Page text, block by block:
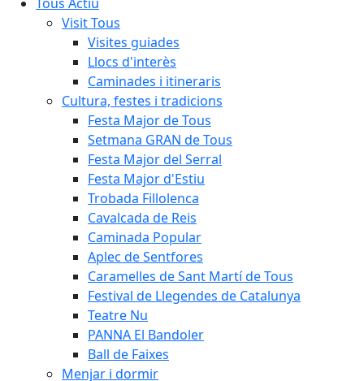
Visit Tous
Visites guiades
Llocs d'interès
Caminades i itineraris
Cultura, festes i tradicions
Festa Major de Tous
Setmana GRAN de Tous
Festa Major del Serral
Festa Major d'Estiu
Trobada Fillolenca
Cavalcada de Reis
Caminada Popular
Aplec de Sentfores
Caramelles de Sant Martí de Tous
Festival de Llegendes de Catalunya
Teatre Nu
PANNA El Bandoler
Ball de Faixes
Menjar i dormir